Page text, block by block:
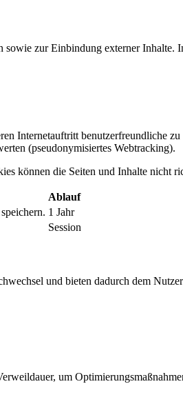
zur Einbindung externer Inhalte.
Internetauftritt benutzerfreundliche
(pseudonymisiertes Webtracking).
können die Seiten und Inhalte nicht
Ablauf
1 Jahr
Session
und bieten dadurch dem
um